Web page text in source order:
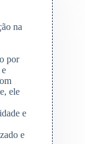
na
por
ele
e
e